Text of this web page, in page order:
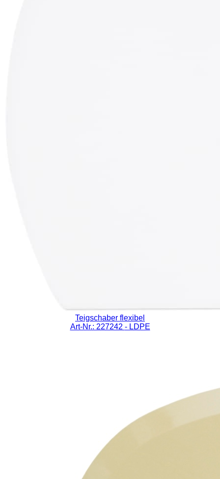
Teigschaber flexibel
Art-Nr.: 227242 - LDPE